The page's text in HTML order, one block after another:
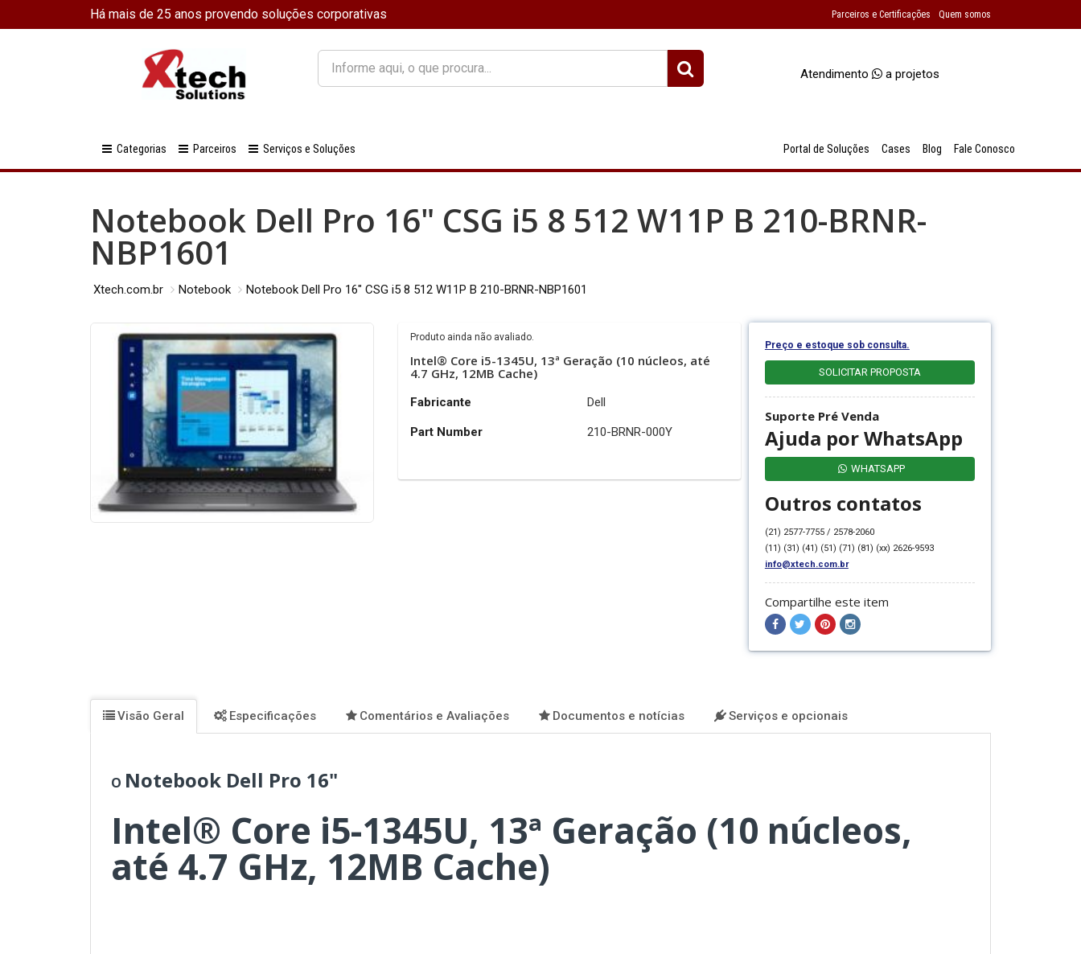
Há mais de 25 anos provendo soluções corporativas Parceiros e Certificações Quem somos
O
que
você
Atendimento a projetos
Categorias Parceiros Serviços e Soluções Portal de Soluções Cases Blog Fale Conosco
Notebook Dell Pro 16" CSG i5 8 512 W11P B 210-BRNR-
NBP1601
Xtech.com.br Notebook Notebook Dell Pro 16" CSG i5 8 512 W11P B 210-BRNR-NBP1601
Produto ainda não avaliado.
Intel® Core i5-1345U, 13ª Geração (10 núcleos, até
4.7 GHz, 12MB Cache)
Fabricante Dell
Part Number 210-BRNR-000Y
Preço e estoque sob consulta.
SOLICITAR PROPOSTA
Suporte Pré Venda
Ajuda por WhatsApp
WHATSAPP
Outros contatos
(21) 2577-7755 / 2578-2060
(11) (31) (41) (51) (71) (81) (xx) 2626-9593
info@xtech.com.br
Compartilhe este item
CompartilharCompartilhar
Compartilhar
Compartilhar
Visão Geral Especificações Comentários e Avaliações Documentos e notícias Serviços e opcionais
O Notebook Dell Pro 16"
Intel® Core i5-1345U, 13ª Geração (10 núcleos,
até 4.7 GHz, 12MB Cache)